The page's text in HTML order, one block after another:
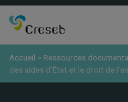
Accueil > Ressources
des aides d’État et le droit de